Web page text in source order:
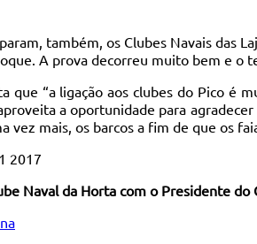
também, os Clubes Navais das
A prova decorreu muito bem e
que “a ligação aos clubes do Pico é
a oportunidade para
vez mais, os barcos a fim de que os
Naval da Horta com o Presidente